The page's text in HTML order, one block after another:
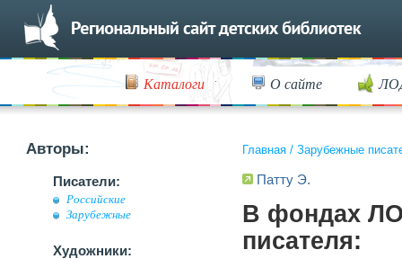
Каталоги О сайте
Авторы:
Писатели:
Российские
Зарубежные
Художники:
Главная / Зарубежные
Патту Э.
В фондах
писателя: